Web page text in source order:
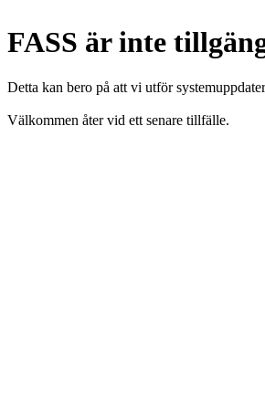
FASS är inte
Detta kan bero på att vi utför
Välkommen åter vid ett senare tillfälle.